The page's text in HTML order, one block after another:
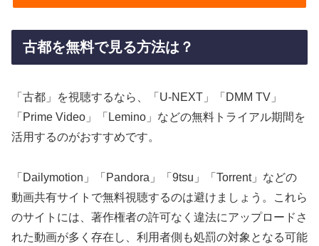
古都を無料で見る方法は？
「古都」を視聴するなら、「U-NEXT」「DMM TV」
「Prime Video」「Lemino」などの無料トライアル期間を
活用するのがおすすめです。
「Dailymotion」「Pandora」「9tsu」「Torrent」などの
動画共有サイトで無料視聴するのは避けましょう。これら
のサイトには、著作権者の許可なく違法にアップロードさ
れた動画が多く存在し、利用者側も処罰の対象となる可能